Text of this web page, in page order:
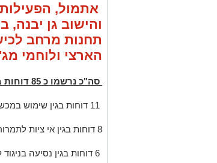
אתמול,
והישוב גן
תחנות מרחב
הארצי ולוחמי
סה"כ נרשמו כ 85 דוחות בגין עבירות מסוכנות, בהם:
8 דוחות בגין אי ציות לתמרור עצור.